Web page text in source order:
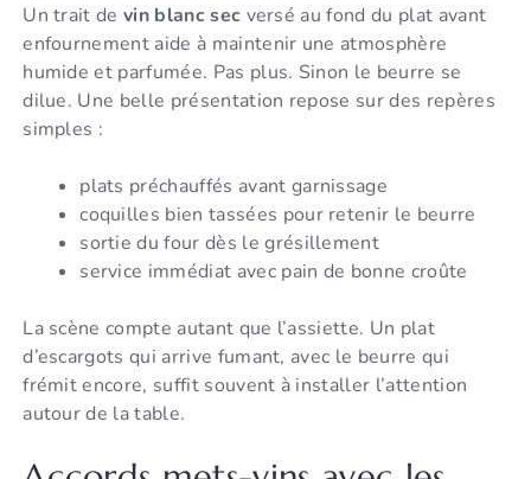
Un trait devin blanc sec versé au fond du plat avant
enfournement aide à maintenir une atmosphère
humide et parfumée. Pas plus. Sinon le beurre se
dilue. Une belle présentation repose sur des repères
simples :
plats préchauffés avant garnissage
coquilles bien tassées pour retenir le beurre
sortie du four dès le grésillement
service immédiat avec pain de bonne croûte
La scène compte autant que l’assiette. Un plat
d’escargots qui arrive fumant, avec le beurre qui
frémit encore, suffit souvent à installer l’attention
autour de la table.